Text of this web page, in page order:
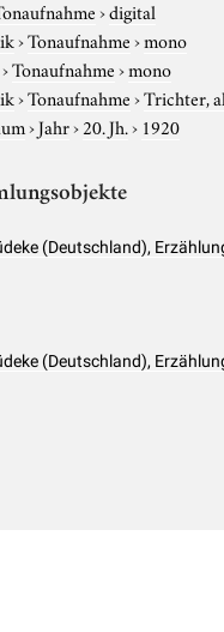
›digital
›Tonaufnahme›mono
›Tonaufnahme›mono
›Tonaufnahme›Trichter,
›Jahr›20. Jh.› 1920
(Deutschland),
(Deutschland),